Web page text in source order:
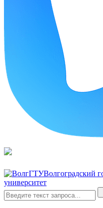
Волгоградский
университет